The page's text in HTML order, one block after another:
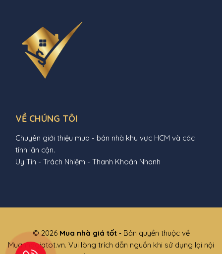
VỀ CHÚNG TÔI
Chuyên giới thiệu mua - bán nhà khu vực HCM và các
tỉnh lân cận.
Uy Tín - Trách Nhiệm - Thanh Khoản Nhanh
© 2026 Mua nhà giá tốt‐ Bản quyền thuộc về
Muanhagiatot.vn. Vui lòng trích dẫn nguồn khi sử dụng lại nội